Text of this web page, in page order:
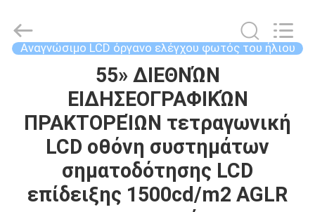
ΠΡΟΪΌΝΤΑ
ΒΊΝΤΕΟ
Equipment
Ltd..
Αναγνώσιμο LCD όργανο ελέγχου φωτός του ήλιου
55» ΔΙΕΘΝΏΝ
ΕΙΔΗΣΕΟΓΡΑΦΙΚΏΝ
ΠΡΑΚΤΟΡΕΊΩΝ τετραγωνική
LCD οθόνη συστημάτων
σηματοδότησης LCD
επίδειξης 1500cd/m2 AGLR